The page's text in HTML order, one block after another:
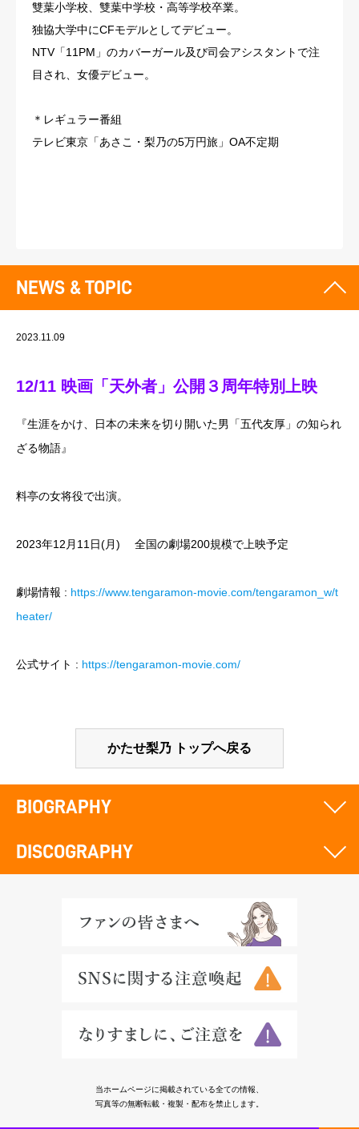
雙葉小学校、雙葉中学校・高等学校卒業。
独協大学中にCFモデルとしてデビュー。
NTV「11PM」のカバーガール及び司会アシスタントで注
目され、女優デビュー。
＊レギュラー番組
テレビ東京「あさこ・梨乃の5万円旅」OA不定期
NEWS & TOPIC
2023.11.09
12/11 映画「天外者」公開３周年特別上映
『生涯をかけ、日本の未来を切り開いた男「五代友厚」の知られ
ざる物語』
料亭の女将役で出演。
2023年12月11日(月) 全国の劇場200規模で上映予定
劇場情報 : https://www.tengaramon-movie.com/tengaramon_w/t
heater/
公式サイト : https://tengaramon-movie.com/
かたせ梨乃 トップへ戻る
BIOGRAPHY
DISCOGRAPHY
当ホームページに掲載されている全ての情報、
写真等の無断転載・複製・配布を禁止します。